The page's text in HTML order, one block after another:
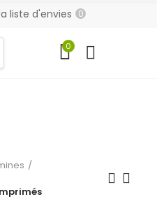
liste d'envies 0
0